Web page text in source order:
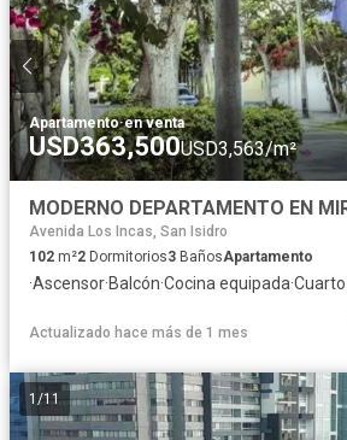
Apartamento·en venta
USD363,500USD3,563/m²
MODERNO DEPARTAMENTO EN
Avenida Los Incas, San Isidro
102 m²2 Dormitorios3 BañosApartamento
·Ascensor·Balcón·Cocina equipada·
Actualizado hace más de 1 mes
1 /11